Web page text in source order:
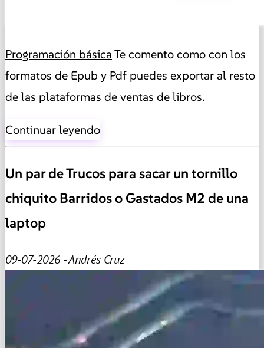
Programación básicaTe comento como con los
formatos de Epub y Pdf puedes exportar al resto
de las plataformas de ventas de libros.
Continuar leyendo
Un par de Trucos para sacar un tornillo
chiquito Barridos o Gastados M2 de una
laptop
09-07-2026 - Andrés Cruz